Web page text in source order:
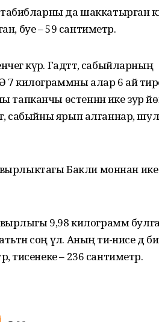
да шаккатырган
буе – 59 сантиметр.
күрә. Гадәттә, сабыйларның
килограммны алар 6 ай
тапканчы өстеннән ике зур
сабыйны ярып алганнар,
Бакли моннан
9,98 килограмм
соң үлә. Аның әти-әнисе дә
әтисенеке – 236 сантиметр.